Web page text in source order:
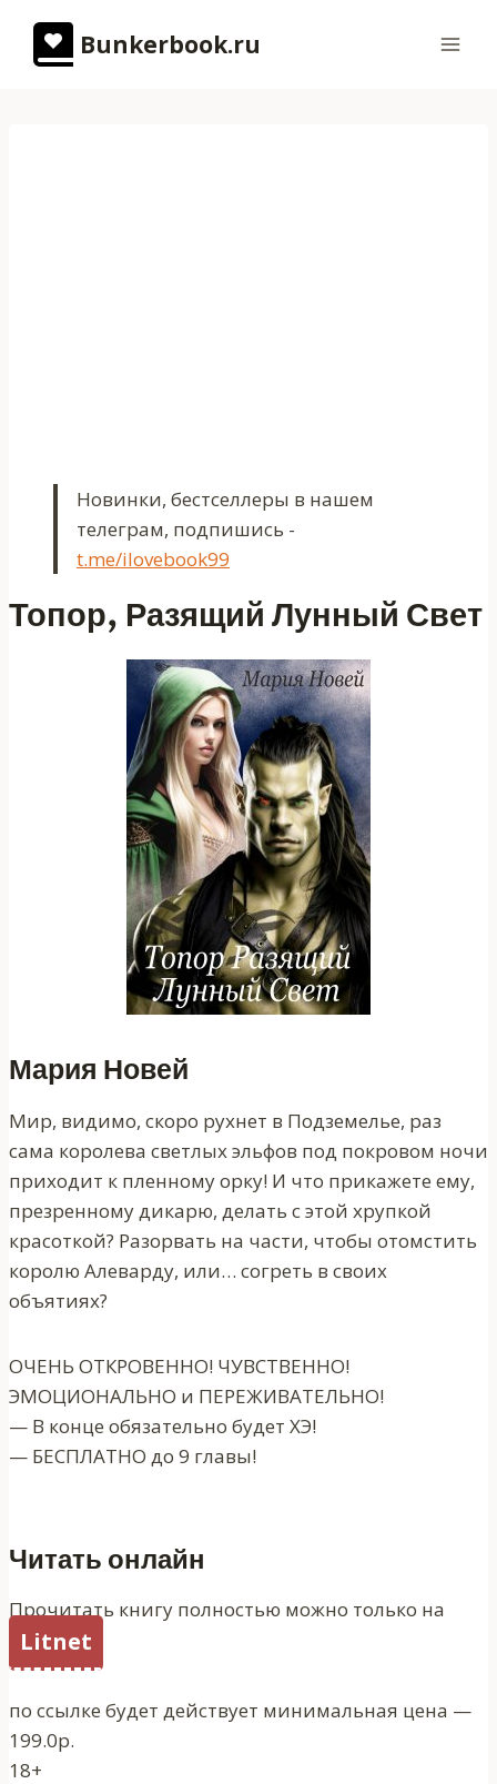
содержимому
Bunkerbook.ru
Новинки, бестселлеры в нашем
телеграм, подпишись -
t.me/ilovebook99
Топор, Разящий Лунный Свет
Мария Новей
Мир, видимо, скоро рухнет в Подземелье, раз
сама королева светлых эльфов под покровом ночи
приходит к пленному орку! И что прикажете ему,
презренному дикарю, делать с этой хрупкой
красоткой? Разорвать на части, чтобы отомстить
королю Алеварду, или… согреть в своих
объятиях?
ОЧЕНЬ ОТКРОВЕННО! ЧУВСТВЕННО!
ЭМОЦИОНАЛЬНО и ПЕРЕЖИВАТЕЛЬНО!
— В конце обязательно будет ХЭ!
— БЕСПЛАТНО до 9 главы!
Читать онлайн
Прочитать книгу полностью можно только на
Litnet
по ссылке будет действует минимальная цена —
199.0р.
18+